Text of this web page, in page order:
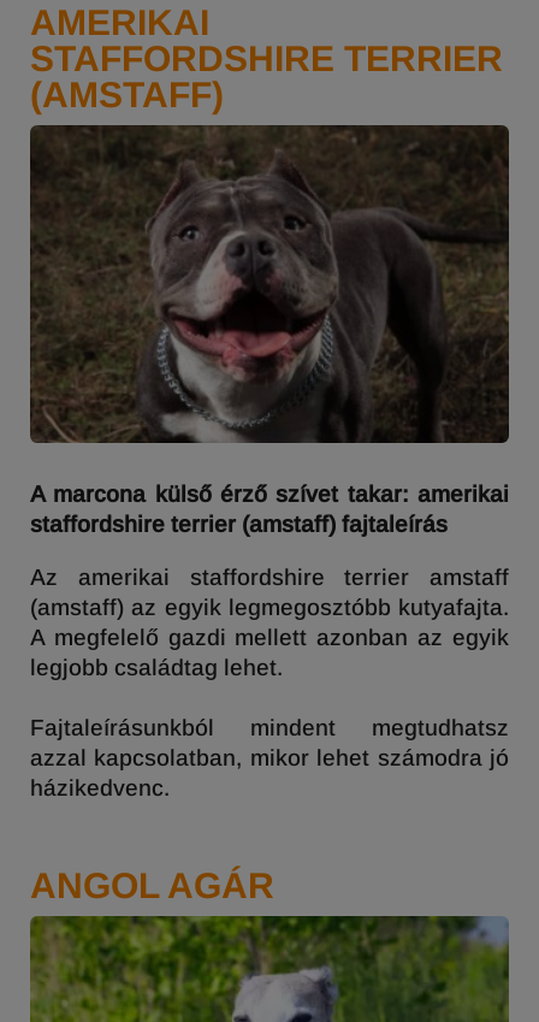
AMERIKAI
STAFFORDSHIRE TERRIER
(AMSTAFF)
A marcona külső érző szívet takar: amerikai
staffordshire terrier (amstaff) fajtaleírás
Az amerikai staffordshire terrier amstaff
(amstaff) az egyik legmegosztóbb kutyafajta.
A megfelelő gazdi mellett azonban az egyik
legjobb családtag lehet.
Fajtaleírásunkból mindent megtudhatsz
azzal kapcsolatban, mikor lehet számodra jó
házikedvenc.
ANGOL AGÁR